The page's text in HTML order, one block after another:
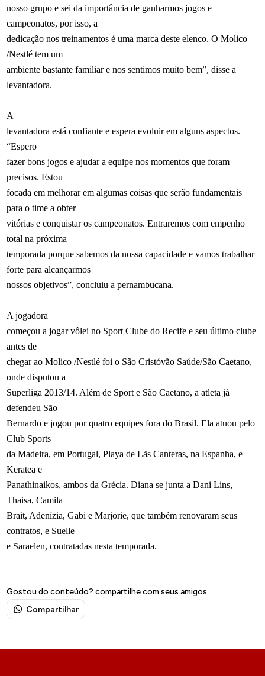
nosso grupo e sei da importância de ganharmos jogos e
campeonatos, por isso, a
dedicação nos treinamentos é uma marca deste elenco. O Molico
/Nestlé tem um
ambiente bastante familiar e nos sentimos muito bem”, disse a
levantadora.
A
levantadora está confiante e espera evoluir em alguns aspectos.
“Espero
fazer bons jogos e ajudar a equipe nos momentos que foram
precisos. Estou
focada em melhorar em algumas coisas que serão fundamentais
para o time a obter
vitórias e conquistar os campeonatos. Entraremos com empenho
total na próxima
temporada porque sabemos da nossa capacidade e vamos trabalhar
forte para alcançarmos
nossos objetivos”, concluiu a pernambucana.
A jogadora
começou a jogar vôlei no Sport Clube do Recife e seu último clube
antes de
chegar ao Molico /Nestlé foi o São Cristóvão Saúde/São Caetano,
onde disputou a
Superliga 2013/14. Além de Sport e São Caetano, a atleta já
defendeu São
Bernardo e jogou por quatro equipes fora do Brasil. Ela atuou pelo
Club Sports
da Madeira, em Portugal, Playa de Lãs Canteras, na Espanha, e
Keratea e
Panathinaikos, ambos da Grécia. Diana se junta a Dani Lins,
Thaisa, Camila
Brait, Adenízia, Gabi e Marjorie, que também renovaram seus
contratos, e Suelle
e Saraelen, contratadas nesta temporada.
Gostou do conteúdo? compartilhe com seus amigos.
Compartilhar